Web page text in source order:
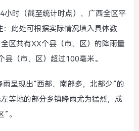
小时（截至统计时点），广西全区平
：此处可根据实际情况填入具体数
区共有XX个县（市、区）的降雨量
县（市、区）超过100毫米。
呈现出“西部、南部多，北部少”的
等地的部分乡镇降雨尤为猛烈，成
。